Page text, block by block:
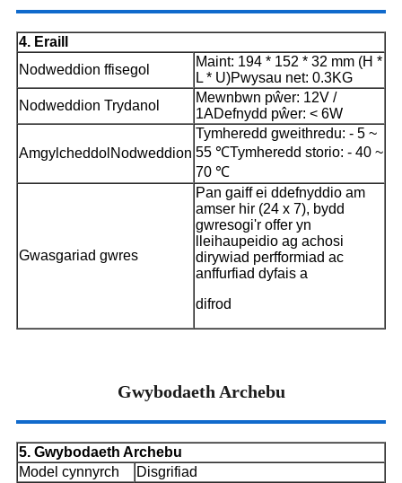
4. Eraill
Nodweddion ffisegol
Maint: 194 * 152 * 32 mm (H *
L * U)Pwysau net: 0.3KG
Nodweddion Trydanol
Mewnbwn pŵer: 12V /
1ADefnydd pŵer: < 6W
Amgylcheddol Nodweddion
Tymheredd gweithredu: - 5 ~
55 ℃Tymheredd storio: - 40 ~
70 ℃
Gwasgariad gwres
Pan gaiff ei ddefnyddio am
amser hir (24 x 7), bydd
gwresogi'r offer yn
lleihaupeidio ag achosi
dirywiad perfformiad ac
anffurfiad dyfais a
difrod
Gwybodaeth Archebu
5. Gwybodaeth Archebu
Model cynnyrch
Disgrifiad